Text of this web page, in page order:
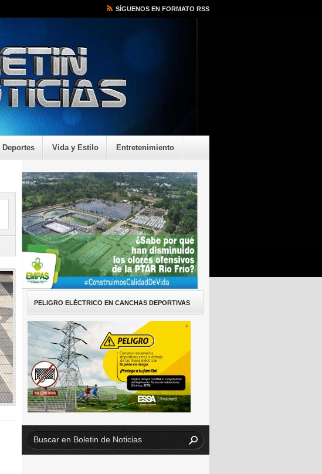
SÍGUENOS EN FORMATO RSS
Deportes Vida y Estilo Entretenimiento
PELIGRO ELÉCTRICO EN CANCHAS DEPORTIVAS